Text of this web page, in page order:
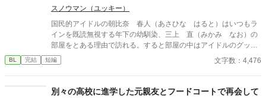
スノウマン（ユッキー）
国民的アイドルの朝比奈 春人（あさひな はると）はいつもラ
インを既読無視する年下の幼馴染、三上 直（みかみ なお）の
部屋をとある理由で訪れる。すると部屋の中はアイドルのグッズ
だらけだった、しかも全部春人の。 『幼馴染の弟ポジジョン×国
民的アイドルのお兄さん』になる前のドタバタコメディです。
BL 完結 短編 文字数：4,476
別々の高校に進学した元親友とフードコートで再会して